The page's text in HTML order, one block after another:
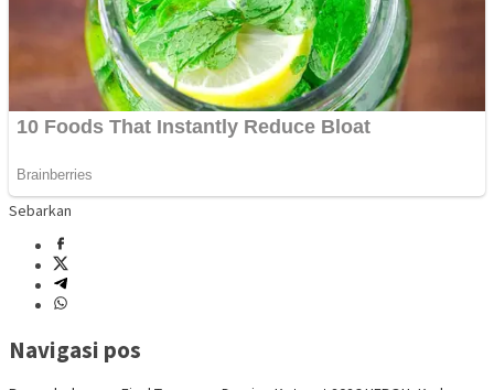
Sebarkan
Navigasi pos